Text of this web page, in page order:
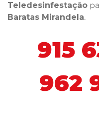
Teledesinfestação
Baratas Mirandela.
915
962